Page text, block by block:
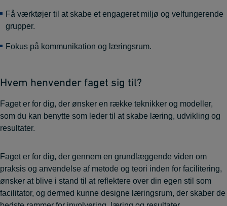
Få værktøjer til at skabe et engageret miljø og velfungerende
grupper.
Fokus på kommunikation og læringsrum.
Hvem henvender faget sig til?
Faget er for dig, der ønsker en række teknikker og modeller,
som du kan benytte som leder til at skabe læring, udvikling og
resultater.
Faget er for dig, der gennem en grundlæggende viden om
praksis og anvendelse af metode og teori inden for facilitering,
ønsker at blive i stand til at reflektere over din egen stil som
facilitator, og dermed kunne designe læringsrum, der skaber de